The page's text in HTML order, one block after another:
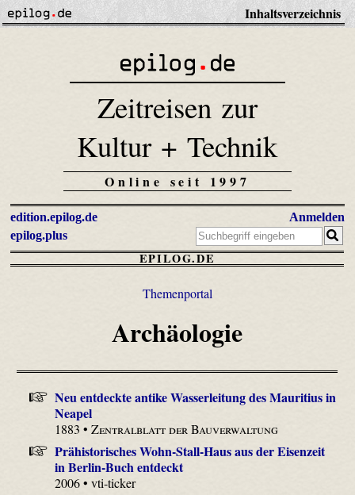
Inhaltsverzeichnis
Zeitreisen zur
Kultur + Technik
Online seit 1997
edition.epilog.de
epilog.plus
Anmelden
EPILOG.DE
Themenportal
Archäologie
Neu entdeckte antike Wasserleitung des Mauritius in
Neapel
1883 •Zentralblatt der Bauverwaltung
Prähistorisches Wohn-Stall-Haus aus der Eisenzeit
in Berlin-Buch entdeckt
2006 • vti-ticker